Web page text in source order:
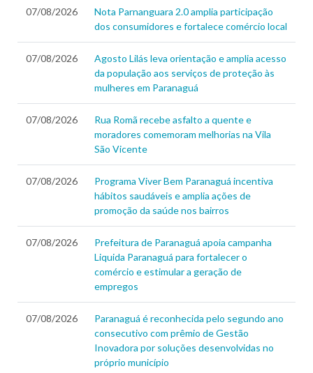
07/08/2026
Nota Parnanguara 2.0 amplia participação
dos consumidores e fortalece comércio local
07/08/2026
Agosto Lilás leva orientação e amplia acesso
da população aos serviços de proteção às
mulheres em Paranaguá
07/08/2026
Rua Romã recebe asfalto a quente e
moradores comemoram melhorias na Vila
São Vicente
07/08/2026
Programa Viver Bem Paranaguá incentiva
hábitos saudáveis e amplia ações de
promoção da saúde nos bairros
07/08/2026
Prefeitura de Paranaguá apoia campanha
Liquida Paranaguá para fortalecer o
comércio e estimular a geração de
empregos
07/08/2026
Paranaguá é reconhecida pelo segundo ano
consecutivo com prêmio de Gestão
Inovadora por soluções desenvolvidas no
próprio município